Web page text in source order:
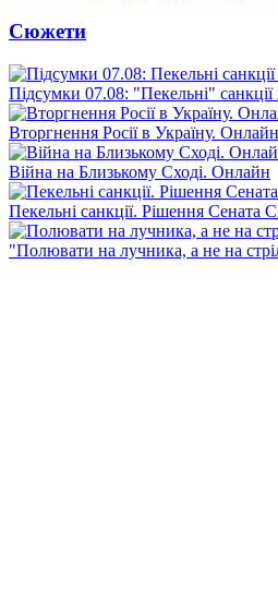
Сюжети
Підсумки 07.08: "Пекельні" санкції
Вторгнення Росії в Україну. Онлайн
Війна на Близькому Сході. Онлайн
Пекельні санкції. Рішення Сената
"Полювати на лучника, а не на